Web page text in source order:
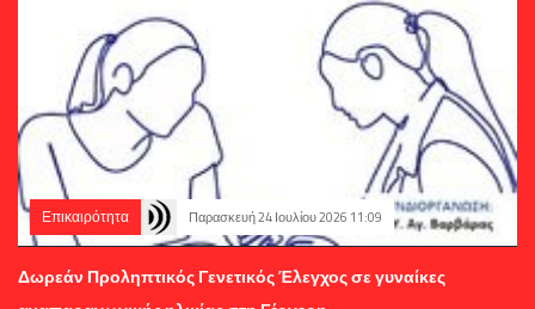
Επικαιρότητα Παρασκευή 24 Ιουλίου 2026 11:09
Δωρεάν Προληπτικός Γενετικός Έλεγχος σε γυναίκες